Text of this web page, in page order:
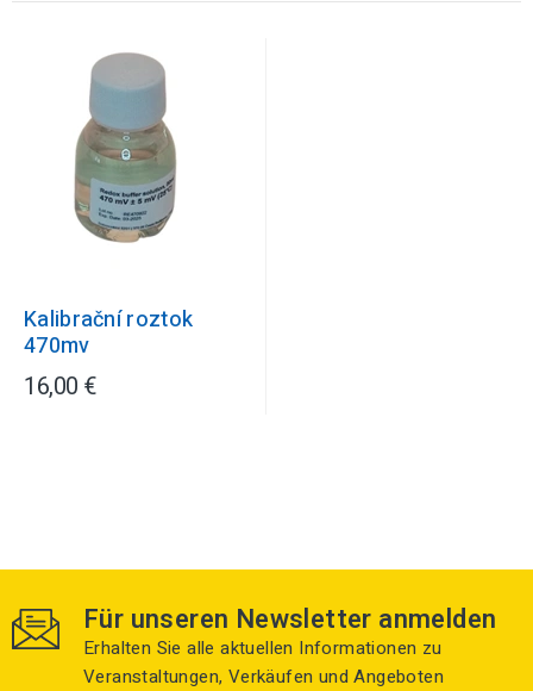
Kalibrační roztok
470mv
16,00 €
Für unseren Newsletter anmelden
Erhalten Sie alle aktuellen Informationen zu
Veranstaltungen, Verkäufen und Angeboten